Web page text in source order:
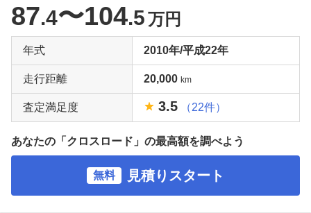
87.4〜104.5万円
年式 2010年/平成22年
走行距離 20,000 km
査定満足度 3.5 （22件）
あなたの「クロスロード」の最高額を調べよう
無料 見積りスタート